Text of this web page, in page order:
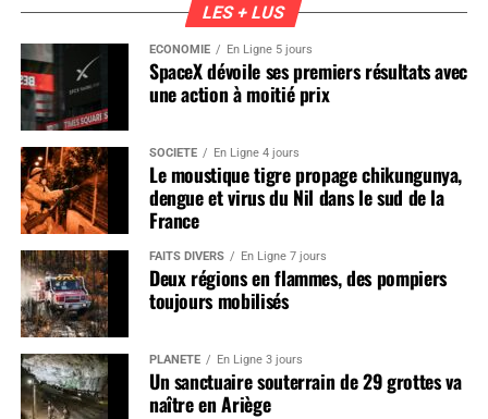
LES + LUS
ÉCONOMIE En Ligne 5 jours
SpaceX dévoile ses premiers résultats avec
une action à moitié prix
SOCIÉTÉ En Ligne 4 jours
Le moustique tigre propage chikungunya,
dengue et virus du Nil dans le sud de la
France
FAITS DIVERS En Ligne 7 jours
Deux régions en flammes, des pompiers
toujours mobilisés
PLANÈTE En Ligne 3 jours
Un sanctuaire souterrain de 29 grottes va
naître en Ariège